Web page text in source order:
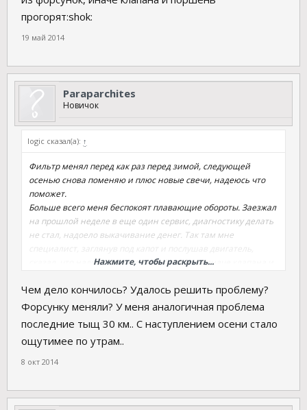
прогорят:shok:
19 май 2014
Paraparchites
Новичок
logic сказал(а): ↑
Фильтр менял перед как раз перед зимой, следующей
осенью снова поменяю и плюс новые свечи, надеюсь что
поможет.
Больше всего меня беспокоят плавающие обороты. Заезжал
на прошлой неделе в еще один сервис, диагностику делать
не стал, надоело выкачивание денег. Так там мне
специалист, заглянув под капот и послушав двигатель,
сказал, что надо менять одну из форсунок, иначе клапана и
Нажмите, чтобы раскрыть...
Чем дело кончилось? Удалось решить проблему?
Форсунку меняли? У меня аналогичная проблема
последние тыщ 30 км.. С наступлением осени стало
ощутимее по утрам..
8 окт 2014